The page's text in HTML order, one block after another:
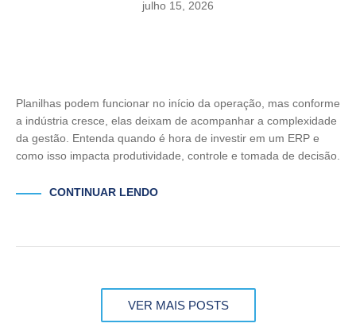
julho 15, 2026
Planilhas podem funcionar no início da operação, mas conforme
a indústria cresce, elas deixam de acompanhar a complexidade
da gestão. Entenda quando é hora de investir em um ERP e
como isso impacta produtividade, controle e tomada de decisão.
CONTINUAR LENDO
VER MAIS POSTS